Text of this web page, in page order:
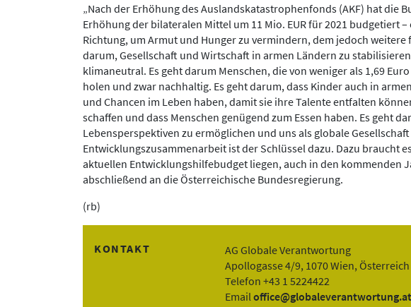
„Nach der Erhöhung des Auslandskatastrophenfonds (AKF) hat die
Erhöhung der bilateralen Mittel um 11 Mio. EUR für 2021 budgetiert
Richtung, um Armut und Hunger zu vermindern, dem jedoch
darum, Gesellschaft und Wirtschaft in armen Ländern zu
klimaneutral. Es geht darum Menschen, die von weniger als 1,69
holen und zwar nachhaltig. Es geht darum, dass Kinder auch in
und Chancen im Leben haben, damit sie ihre Talente entfalten
schaffen und dass Menschen genügend zum Essen haben. Es geht
Lebensperspektiven zu ermöglichen und uns als globale
Entwicklungszusammenarbeit ist der Schlüssel dazu. Dazu braucht
aktuellen Entwicklungshilfebudget liegen, auch in den kommenden
abschließend an die Österreichische Bundesregierung.
(rb)
KONTAKT
AG Globale Verantwortung
Apollogasse 4/9, 1070 Wien, Österreich
Telefon +43 1 5224422
Email office@globaleverantwortung.at